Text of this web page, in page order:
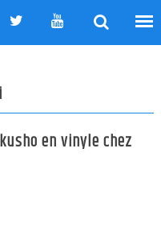
en vinyle chez